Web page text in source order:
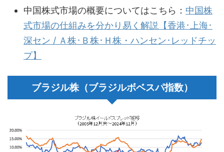
中国株式市場の概要についてはこちら： 中国株
式市場の仕組みを分かり易く解説【香港･上海･
深セン / Ａ株･Ｂ株･Ｈ株・ハンセン･レッドチッ
プ】
ブラジル株（ブラジルボベスパ指数）